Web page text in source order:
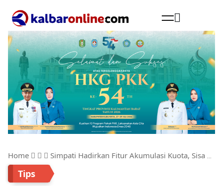
Cari
Home Simpati Hadirkan Fitur Akumulasi Kuota, Sisa Kuota Bisa Dibawa ke Bulan Berikutnya
Tips